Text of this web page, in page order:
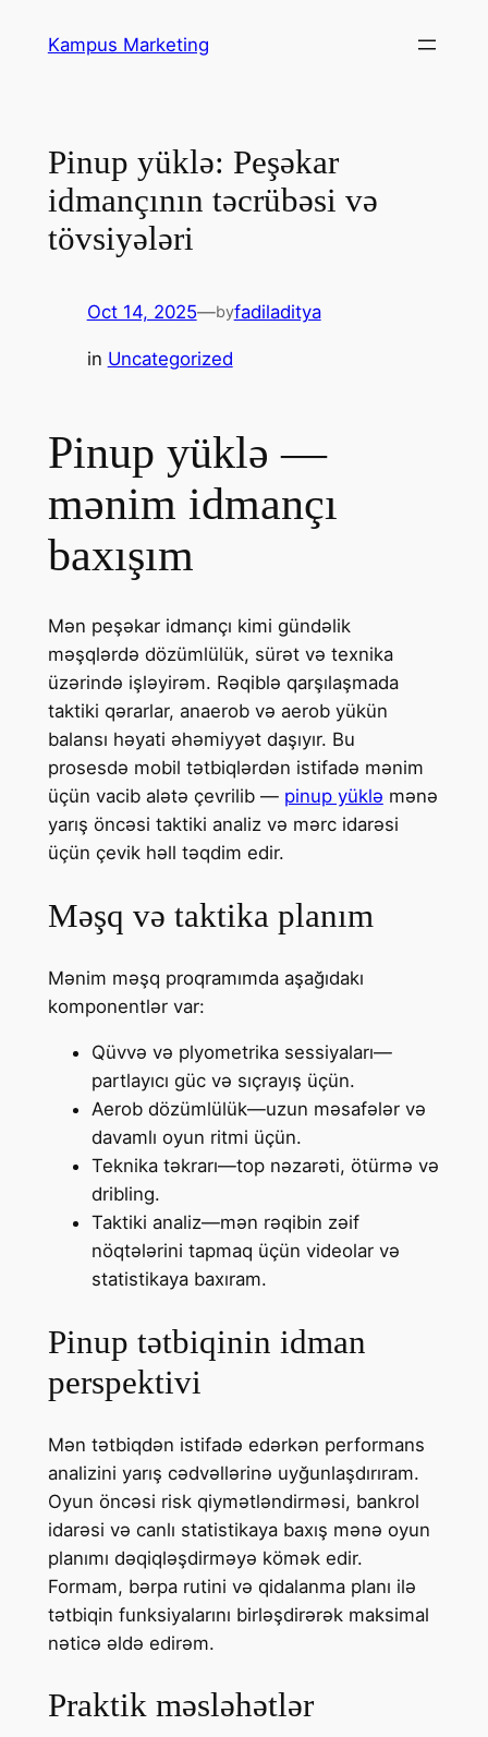
Kampus Marketing
Pinup yüklə: Peşəkar
idmançının təcrübəsi və
tövsiyələri
Oct 14, 2025—byfadiladitya
in Uncategorized
Pinup yüklə —
mənim idmançı
baxışım
Mən peşəkar idmançı kimi gündəlik
məşqlərdə dözümlülük, sürət və texnika
üzərində işləyirəm. Rəqiblə qarşılaşmada
taktiki qərarlar, anaerob və aerob yükün
balansı həyati əhəmiyyət daşıyır. Bu
prosesdə mobil tətbiqlərdən istifadə mənim
üçün vacib alətə çevrilib — pinup yüklə mənə
yarış öncəsi taktiki analiz və mərc idarəsi
üçün çevik həll təqdim edir.
Məşq və taktika planım
Mənim məşq proqramımda aşağıdakı
komponentlər var:
Qüvvə və plyometrika sessiyaları—
partlayıcı güc və sıçrayış üçün.
Aerob dözümlülük—uzun məsafələr və
davamlı oyun ritmi üçün.
Teknika təkrarı—top nəzarəti, ötürmə və
dribling.
Taktiki analiz—mən rəqibin zəif
nöqtələrini tapmaq üçün videolar və
statistikaya baxıram.
Pinup tətbiqinin idman
perspektivi
Mən tətbiqdən istifadə edərkən performans
analizini yarış cədvəllərinə uyğunlaşdırıram.
Oyun öncəsi risk qiymətləndirməsi, bankrol
idarəsi və canlı statistikaya baxış mənə oyun
planımı dəqiqləşdirməyə kömək edir.
Formam, bərpa rutini və qidalanma planı ilə
tətbiqin funksiyalarını birləşdirərək maksimal
nəticə əldə edirəm.
Praktik məsləhətlər